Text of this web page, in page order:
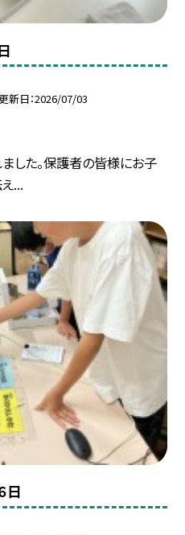
新日 2026/07/03
した。保護者の皆様にお子
...
日